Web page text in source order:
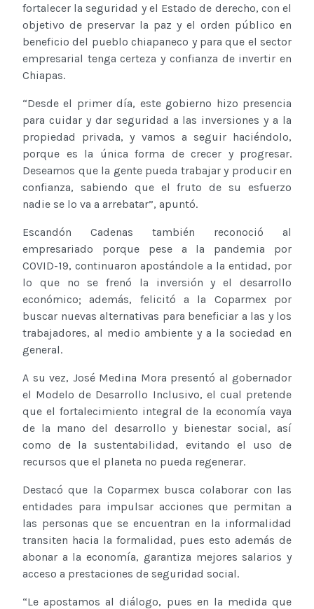
fortalecer la seguridad y el Estado de derecho, con el
objetivo de preservar la paz y el orden público en
beneficio del pueblo chiapaneco y para que el sector
empresarial tenga certeza y confianza de invertir en
Chiapas.
“Desde el primer día, este gobierno hizo presencia
para cuidar y dar seguridad a las inversiones y a la
propiedad privada, y vamos a seguir haciéndolo,
porque es la única forma de crecer y progresar.
Deseamos que la gente pueda trabajar y producir en
confianza, sabiendo que el fruto de su esfuerzo
nadie se lo va a arrebatar”, apuntó.
Escandón Cadenas también reconoció al
empresariado porque pese a la pandemia por
COVID-19, continuaron apostándole a la entidad, por
lo que no se frenó la inversión y el desarrollo
económico; además, felicitó a la Coparmex por
buscar nuevas alternativas para beneficiar a las y los
trabajadores, al medio ambiente y a la sociedad en
general.
A su vez, José Medina Mora presentó al gobernador
el Modelo de Desarrollo Inclusivo, el cual pretende
que el fortalecimiento integral de la economía vaya
de la mano del desarrollo y bienestar social, así
como de la sustentabilidad, evitando el uso de
recursos que el planeta no pueda regenerar.
Destacó que la Coparmex busca colaborar con las
entidades para impulsar acciones que permitan a
las personas que se encuentran en la informalidad
transiten hacia la formalidad, pues esto además de
abonar a la economía, garantiza mejores salarios y
acceso a prestaciones de seguridad social.
“Le apostamos al diálogo, pues en la medida que